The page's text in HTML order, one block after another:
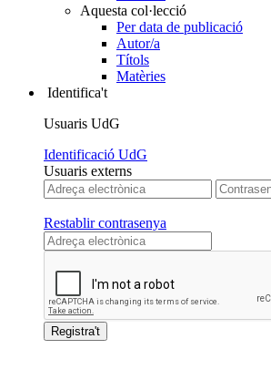
Aquesta col·lecció
Per data de publicació
Autor/a
Títols
Matèries
Identifica't
Usuaris UdG
Identificació UdG
Usuaris externs
Restablir contrasenya